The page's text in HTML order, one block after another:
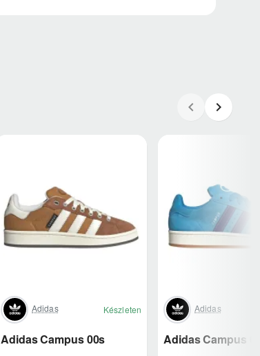
Adidas Készleten
Adidas Campus 00s
Adidas
Adidas Campus